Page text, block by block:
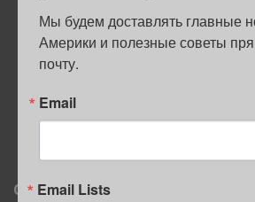
ОБРАЗОВАНИЕ
О нас
Мы будем доставлять главные
Америки и полезные советы
почту.
Email
Email Lists